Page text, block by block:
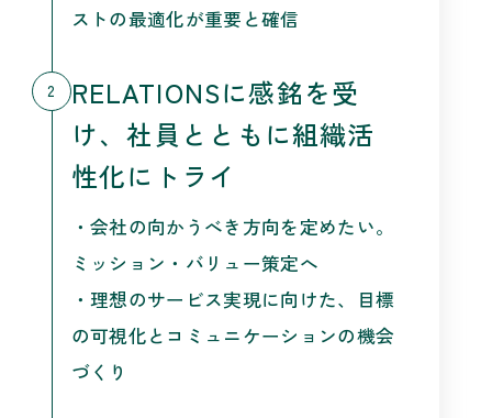
ストの最適化が重要と確信
2
RELATIONSに感銘を受
け、社員とともに組織活
性化にトライ
・会社の向かうべき方向を定めたい。
ミッション・バリュー策定へ
・理想のサービス実現に向けた、目標
の可視化とコミュニケーションの機会
づくり